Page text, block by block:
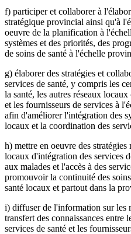
f) participer et collaborer à
stratégique provincial ainsi qu'à
oeuvre de la planification à
systèmes et des priorités, des
de soins de santé à l'échelle
g) élaborer des stratégies et
services de santé, y compris les
la santé, les autres réseaux
et les fournisseurs de services à
afin d'améliorer l'intégration des
locaux et la coordination des
h) mettre en oeuvre des
locaux d'intégration des services
aux malades et l'accès à des
promouvoir la continuité des
santé locaux et partout dans la
i) diffuser de l'information sur les
transfert des connaissances entre
services de santé et les